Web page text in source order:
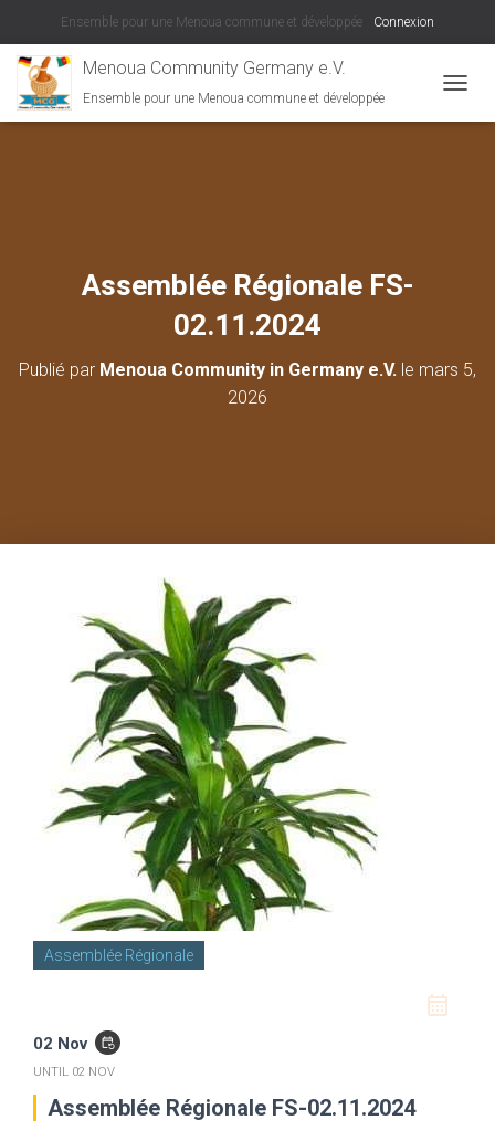
Ensemble pour une Menoua commune et développée Connexion
Menoua Community Germany e.V.
Ensemble pour une Menoua commune et développée
Assemblée Régionale FS-
02.11.2024
Publié par Menoua Community in Germany e.V. le mars 5,
2026
Assemblée Régionale
02 Nov event_repeat
UNTIL 02 NOV
Assemblée Régionale FS-02.11.2024